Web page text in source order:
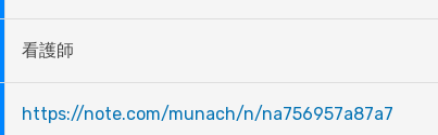
看護師
https://note.com/munach/n/na756957a87a7